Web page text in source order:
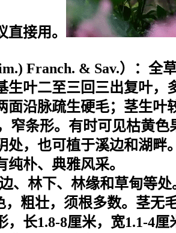
接用。
Franch. & Sav.）：全
生叶二至三回三出复叶
面沿脉疏生硬毛；茎生
窄条形。有时可见枯黄色
处，也可植于溪边和湖
朴、典雅风采。
、林下、林缘和草甸等
，粗壮，须根多数。茎
长1.8-8厘米，宽1.1-4